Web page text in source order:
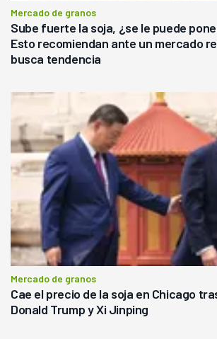
Mercado de granos
Sube fuerte la soja, ¿se le puede
Esto recomiendan ante un mercado
busca tendencia
Mercado de granos
Cae el precio de la soja en Chicago
Donald Trump y Xi Jinping